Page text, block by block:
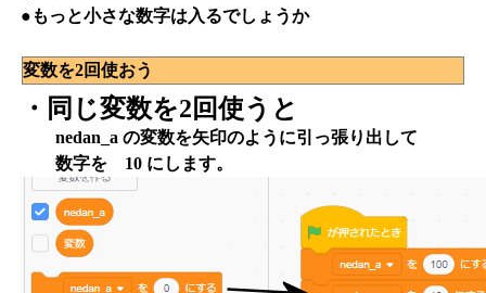
●もっと小さな数字は入るでしょうか
変数を2回使おう
・同じ変数を2回使うと
nedan_a の変数を矢印のように引っ張り出して
数字を 10 にします。